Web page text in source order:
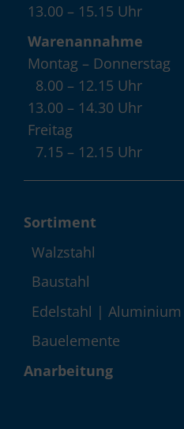
13.00 – 15.15 Uhr
Warenannahme
Montag – Donnerstag
8.00 – 12.15 Uhr
13.00 – 14.30 Uhr
Freitag
7.15 – 12.15 Uhr
Sortiment
Walzstahl
Baustahl
Edelstahl | Aluminium
Bauelemente
Anarbeitung